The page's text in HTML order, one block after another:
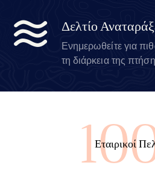
Δελτίο
Ενημερωθείτε για
τη διάρκεια της
Εταιρικοί